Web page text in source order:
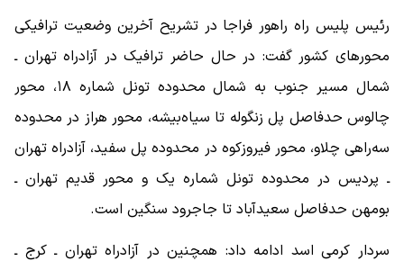
رئیس پلیس راه راهور فراجا در تشریح آخرین وضعیت ترافیکی
محورهای کشور گفت: در حال حاضر ترافیک در آزادراه تهران ـ
شمال مسیر جنوب به شمال محدوده تونل شماره ۱۸، محور
چالوس حدفاصل پل زنگوله تا سیاه‌بیشه، محور هراز در محدوده
سه‌راهی چلاو، محور فیروزکوه در محدوده پل سفید، آزادراه تهران
ـ پردیس در محدوده تونل شماره یک و محور قدیم تهران ـ
بومهن حدفاصل سعیدآباد تا جاجرود سنگین است.
سردار کرمی اسد ادامه داد: همچنین در آزادراه تهران ـ کرج ـ